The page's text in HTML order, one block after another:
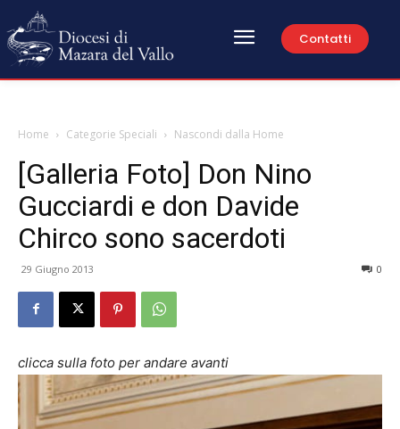
Contatti
Home Categorie Speciali Nascondi dalla Home
[Galleria Foto] Don Nino
Gucciardi e don Davide
Chirco sono sacerdoti
29 Giugno 2013 0
clicca sulla foto per andare avanti